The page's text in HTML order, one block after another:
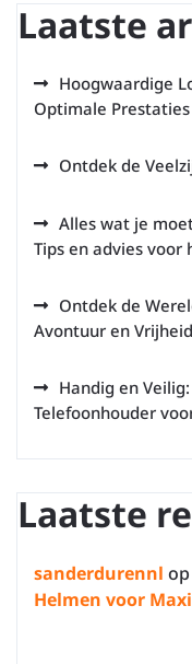
Laatste
Hoogwaardige
Optimale Prestaties
Ontdek de
Alles wat je
Tips en advies
Ontdek de
Avontuur en
Handig en
Telefoonhouder
Laatste
sanderdurennl op
Helmen voor